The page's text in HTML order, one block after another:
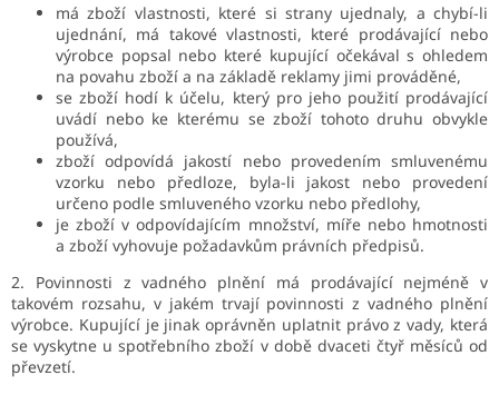
má zboží vlastnosti, které si strany ujednaly, a chybí-li
ujednání, má takové vlastnosti, které prodávající nebo
výrobce popsal nebo které kupující očekával s ohledem
na povahu zboží a na základě reklamy jimi prováděné,
se zboží hodí k účelu, který pro jeho použití prodávající
uvádí nebo ke kterému se zboží tohoto druhu obvykle
používá,
zboží odpovídá jakostí nebo provedením smluvenému
vzorku nebo předloze, byla-li jakost nebo provedení
určeno podle smluveného vzorku nebo předlohy,
je zboží v odpovídajícím množství, míře nebo hmotnosti
a zboží vyhovuje požadavkům právních předpisů.
2. Povinnosti z vadného plnění má prodávající nejméně v
takovém rozsahu, v jakém trvají povinnosti z vadného plnění
výrobce. Kupující je jinak oprávněn uplatnit právo z vady, která
se vyskytne u spotřebního zboží v době dvaceti čtyř měsíců od
převzetí.